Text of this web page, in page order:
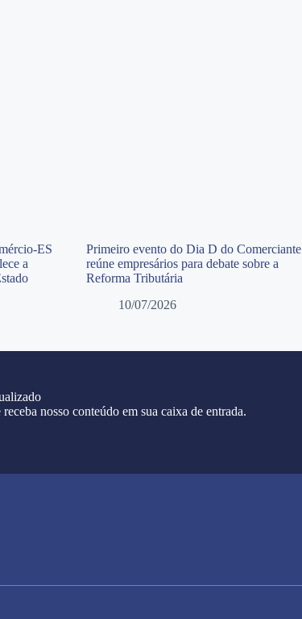
ES
a
Primeiro evento do Dia D do Comerciante
reúne empresários para debate sobre a
Reforma Tributária
10/07/2026
receba nosso conteúdo em sua caixa de entrada.